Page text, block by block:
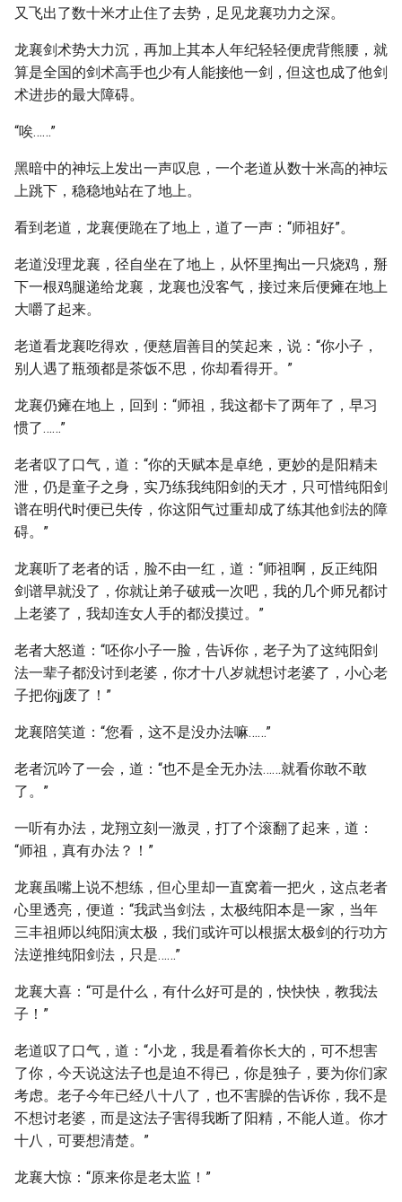
又飞出了数十米才止住了去势，足见龙襄功力之深。
龙襄剑术势大力沉，再加上其本人年纪轻轻便虎背熊腰，就
算是全国的剑术高手也少有人能接他一剑，但这也成了他剑
术进步的最大障碍。
“唉……”
黑暗中的神坛上发出一声叹息，一个老道从数十米高的神坛
上跳下，稳稳地站在了地上。
看到老道，龙襄便跪在了地上，道了一声：“师祖好”。
老道没理龙襄，径自坐在了地上，从怀里掏出一只烧鸡，掰
下一根鸡腿递给龙襄，龙襄也没客气，接过来后便瘫在地上
大嚼了起来。
老道看龙襄吃得欢，便慈眉善目的笑起来，说：“你小子，
别人遇了瓶颈都是茶饭不思，你却看得开。”
龙襄仍瘫在地上，回到：“师祖，我这都卡了两年了，早习
惯了……”
老者叹了口气，道：“你的天赋本是卓绝，更妙的是阳精未
泄，仍是童子之身，实乃练我纯阳剑的天才，只可惜纯阳剑
谱在明代时便已失传，你这阳气过重却成了练其他剑法的障
碍。”
龙襄听了老者的话，脸不由一红，道：“师祖啊，反正纯阳
剑谱早就没了，你就让弟子破戒一次吧，我的几个师兄都讨
上老婆了，我却连女人手的都没摸过。”
老者大怒道：“呸你小子一脸，告诉你，老子为了这纯阳剑
法一辈子都没讨到老婆，你才十八岁就想讨老婆了，小心老
子把你jj废了！”
龙襄陪笑道：“您看，这不是没办法嘛……”
老者沉吟了一会，道：“也不是全无办法……就看你敢不敢
了。”
一听有办法，龙翔立刻一激灵，打了个滚翻了起来，道：
“师祖，真有办法？！”
龙襄虽嘴上说不想练，但心里却一直窝着一把火，这点老者
心里透亮，便道：“我武当剑法，太极纯阳本是一家，当年
三丰祖师以纯阳演太极，我们或许可以根据太极剑的行功方
法逆推纯阳剑法，只是……”
龙襄大喜：“可是什么，有什么好可是的，快快快，教我法
子！”
老道叹了口气，道：“小龙，我是看着你长大的，可不想害
了你，今天说这法子也是迫不得已，你是独子，要为你们家
考虑。老子今年已经八十八了，也不害臊的告诉你，我不是
不想讨老婆，而是这法子害得我断了阳精，不能人道。你才
十八，可要想清楚。”
龙襄大惊：“原来你是老太监！”